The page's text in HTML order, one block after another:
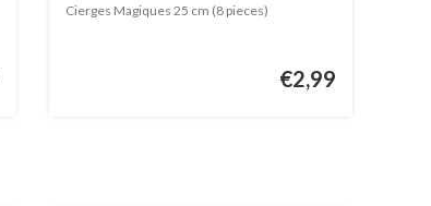
Cierges Magiques 25 cm (8 pieces)
€2,99